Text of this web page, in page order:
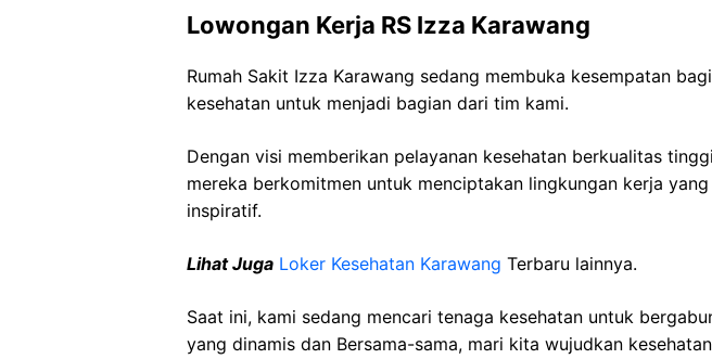
Lowongan Kerja RS Izza Karawang
Rumah Sakit Izza Karawang sedang membuka kesempatan
kesehatan untuk menjadi bagian dari tim kami.
Dengan visi memberikan pelayanan kesehatan berkualitas
mereka berkomitmen untuk menciptakan lingkungan kerja
inspiratif.
Lihat Juga Loker Kesehatan Karawang Terbaru lainnya.
Saat ini, kami sedang mencari tenaga kesehatan untuk
yang dinamis dan Bersama-sama, mari kita wujudkan